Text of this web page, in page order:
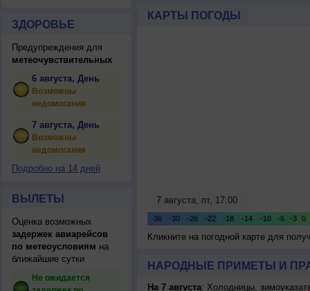
ЗДОРОВЬЕ
Предупреждения для
метеочувствительных
6 августа, День
Возможны
недомогания
7 августа, День
Возможны
недомогания
Подробно на 14 дней
ВЫЛЕТЫ
Оценка возможных
задержек авиарейсов
по метеоусловиям на
ближайшие сутки
Не ожидается
КАРТЫ ПОГОДЫ
Кликните на погодной карте для
НАРОДНЫЕ ПРИМЕТЫ И
На 7 августа: Холодницы,